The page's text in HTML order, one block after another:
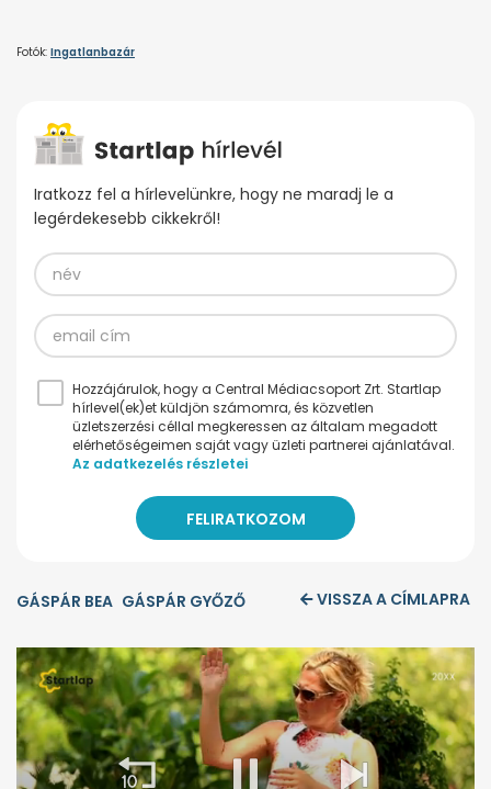
Fotók: Ingatlanbazár
Iratkozz fel a hírlevelünkre, hogy ne maradj le a
legérdekesebb cikkekről!
Hozzájárulok, hogy a Central Médiacsoport Zrt. Startlap
hírlevel(ek)et küldjön számomra, és közvetlen
üzletszerzési céllal megkeressen az általam megadott
elérhetőségeimen saját vagy üzleti partnerei ajánlatával.
Az adatkezelés részletei
GÁSPÁR BEA GÁSPÁR GYŐZŐ VISSZA A CÍMLAPRA